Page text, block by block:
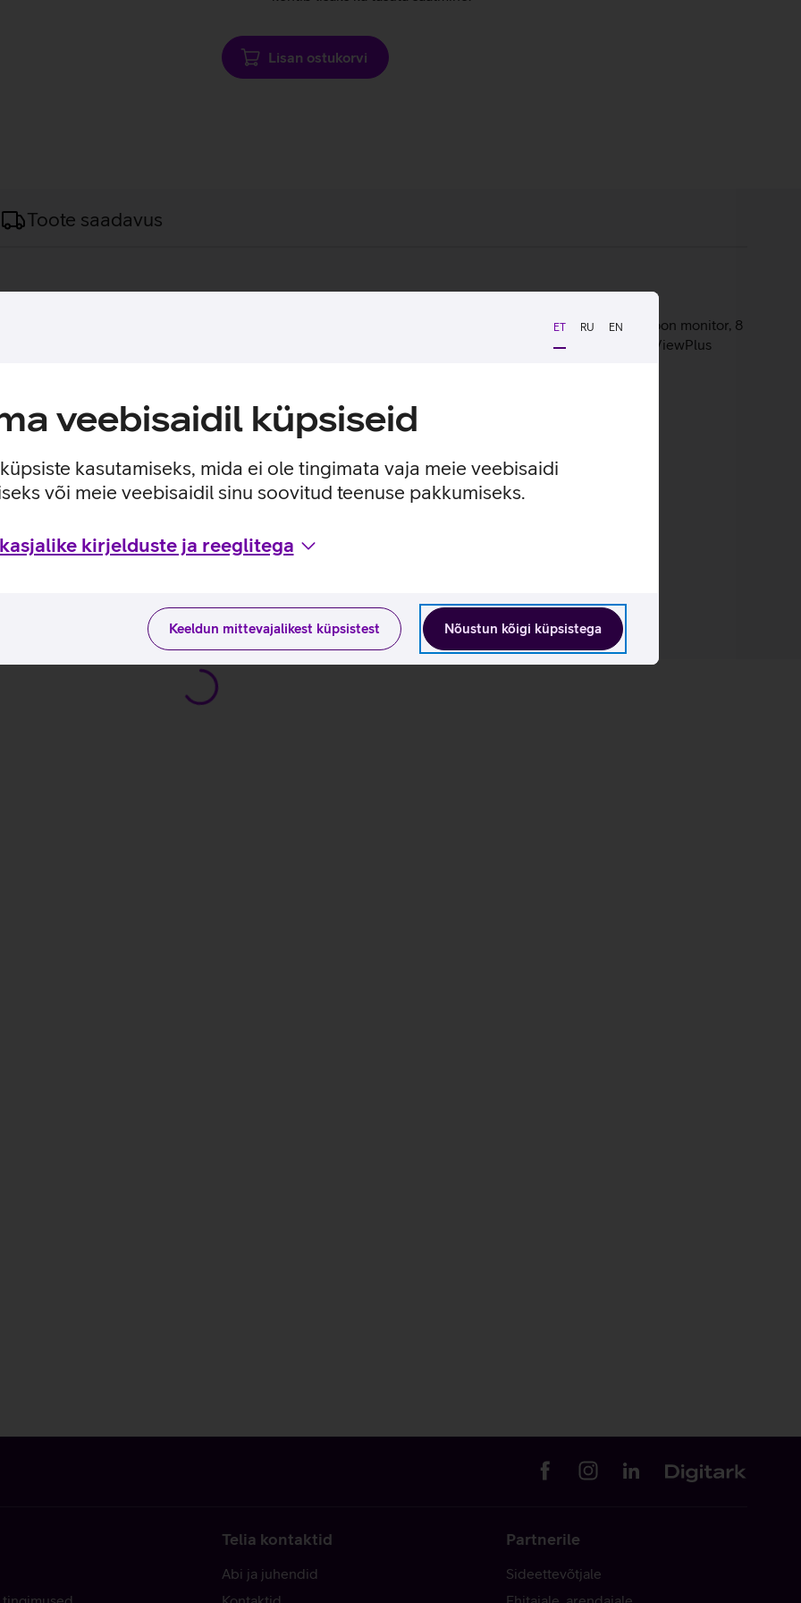
ET RU EN
veebisaidil küpsiseid
kasutamiseks, mida ei ole tingimata vaja meie veebisaidi
või meie veebisaidil sinu soovitud teenuse pakkumiseks.
kirjelduste ja reeglitega
Nõustun kõigi küpsistega
Keeldun mittevajalikest küpsistest
Lisan ostukorvi
Toote saadavus
monitor igapäevase töö tegemiseks. 27'' IPS ekraaniga monitoril on 1920 x 1080 piksline resolutsioon monitor, 8
ka üles ja alla kuni 150 mm, pöörata 90 kraadi enda ees ja kallutada ette-taha. Monitoril on ComfortViewPlus
Erinevad ühenduspesad ja muudetav kaldenurk tagavad ideaalse sobivuse igale töökohale.
muuta kõrgust, et leida endale sobiv asend töötamiseks.
tootja kodulehel
Telia kontaktid
Abi ja juhendid
Partnerile
Sideettevõtjale